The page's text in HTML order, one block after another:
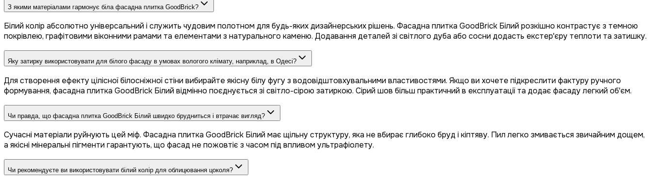
З якими матеріалами гармонує біла фасадна плитка GoodBrick?
Білий колір абсолютно універсальний і служить чудовим полотном для будь-яких дизайнерських рішень. Фасадна плитка GoodBrick Білий розкішно контрастує з темною
покрівлею, графітовими віконними рамами та елементами з натурального каменю. Додавання деталей зі світлого дуба або сосни додасть екстер'єру теплоти та затишку.
Яку затирку використовувати для білого фасаду в умовах вологого клімату, наприклад, в Одесі?
Для створення ефекту цілісної білосніжної стіни вибирайте якісну білу фугу з водовідштовхувальними властивостями. Якщо ви хочете підкреслити фактуру ручного
формування, фасадна плитка GoodBrick Білий відмінно поєднується зі світло-сірою затиркою. Сірий шов більш практичний в експлуатації та додає фасаду легкий об'єм.
Чи правда, що фасадна плитка GoodBrick Білий швидко брудниться і втрачає вигляд?
Сучасні матеріали руйнують цей міф. Фасадна плитка GoodBrick Білий має щільну структуру, яка не вбирає глибоко бруд і кіптяву. Пил легко змивається звичайним дощем,
а якісні мінеральні пігменти гарантують, що фасад не пожовтіє з часом під впливом ультрафіолету.
Чи рекомендуєте ви використовувати білий колір для облицювання цоколя?